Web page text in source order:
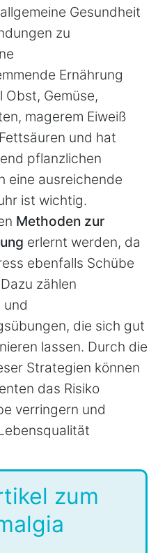
Gesundheit
zu
Ernährung
Obst, Gemüse,
magerem Eiweiß
und hat
pflanzlichen
eine ausreichende
ist wichtig.
Methoden zur
erlernt werden, da
ebenfalls Schübe
zählen
und
die sich gut
lassen. Durch die
Strategien können
das Risiko
verringern und
zum